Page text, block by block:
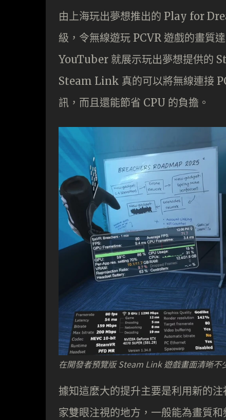
由上海玩出夢想推出的 Play for
級，令無線遊玩 PCVR 遊戲的畫質
YouTuber 就展示玩出夢想提供的
Steam Link 真的可以將無線連接
訊，而且還能節省 CPU 的負擔。
在開發者預覽版 Steam Link 遊戲畫面清晰不
據知這麼大的提升主要是利用新的
家雙眼注視的地方，一般能為畫質